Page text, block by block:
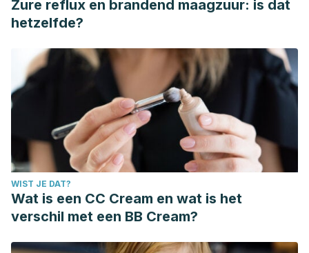
Zure reflux en brandend maagzuur: is dat
hetzelfde?
WIST JE DAT?
Wat is een CC Cream en wat is het
verschil met een BB Cream?